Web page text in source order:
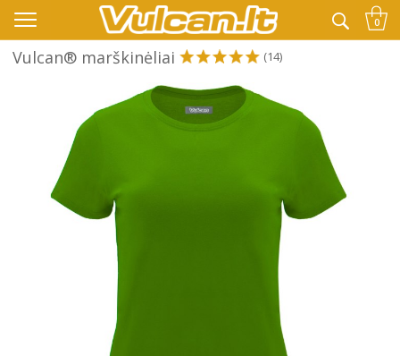
👉 -10% KODAS VISKAM PAPILDOMAI: VASARA 0
Vulcan® marškinėliai (14)